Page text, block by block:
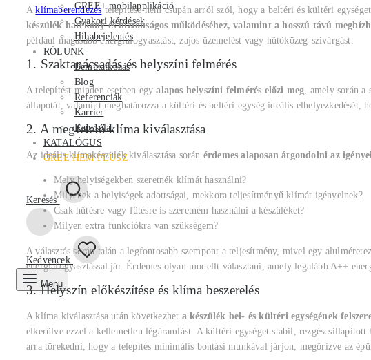
GREE+ mobilapplikáció
Gyakori kérdések
Hibabejelentés
RÓLUNK
Bemutatkozás
Blog
Referenciák
Karrier
Kapcsolat
KATALÓGUS
GREE HEM PLUSZ
Keresés
Kedvencek
Menu
Aklímaberendezéstelepítése nem csupán arról szól, hogy a beltéri és kültéri
készülék hatékony és biztonságos működéséhez, valamint a hosszú távú
például magasabb energiafogyasztást, zajos üzemelést vagy hűtőközeg-szivárgást.
1. Szaktanácsadás és helyszíni felmérés
A telepítést minden esetben egy alapos helyszíni felmérés előzi meg, amely során a
állapotát, valamint meghatározza a kültéri és beltéri egység ideális elhelyezkedését,
2. A megfelelő klíma kiválasztása
Az ideális klímakészülék kiválasztása során érdemes alaposan átgondolni az
Mely helyiségekben szeretnék klímát használni?
Milyenek a helyiségek adottságai, mekkora teljesítményű klímát igényelnek?
Csak hűtésre vagy fűtésre is szeretném használni a készüléket?
Milyen extra funkciókra van szükségem?
A választás során talán a legfontosabb szempont a teljesítmény, mivel egy
energiafogyasztással jár. Érdemes olyan modellt választani, amely legalább A++
3. Helyszín előkészítése és klíma beszerelés
A klíma kiválasztása után következhet a készülék bel- és kültéri egységének
elkerülve ezzel a kellemetlen légáramlást. A kültéri egységet stabil,
arra törekedni, hogy a telepítés minimális bontási munkával járjon, megőrizve az